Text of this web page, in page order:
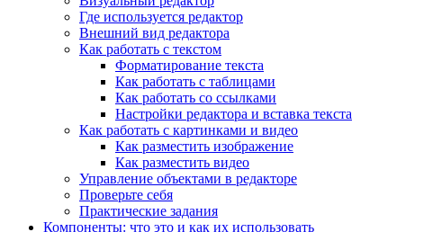
Где используется редактор
Внешний вид редактора
Как работать с текстом
Форматирование текста
Как работать с таблицами
Как работать со ссылками
Настройки редактора и вставка текста
Как работать с картинками и видео
Как разместить изображение
Как разместить видео
Управление объектами в редакторе
Проверьте себя
Практические задания
Компоненты: что это и как их использовать